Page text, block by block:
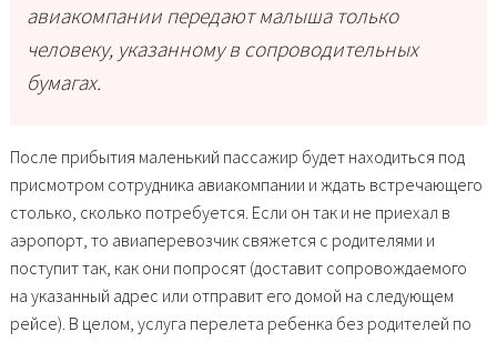
авиакомпании передают малыша только
человеку, указанному в сопроводительных
бумагах.
После прибытия маленький пассажир будет находиться под
присмотром сотрудника авиакомпании и ждать встречающего
столько, сколько потребуется. Если он так и не приехал в
аэропорт, то авиаперевозчик свяжется с родителями и
поступит так, как они попросят (доставит сопровождаемого
на указанный адрес или отправит его домой на следующем
рейсе). В целом, услуга перелета ребенка без родителей по